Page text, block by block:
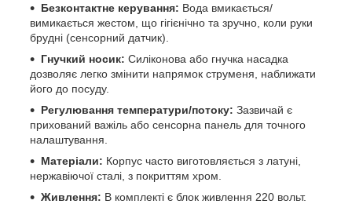
Безконтактне керування: Вода вмикається/
вимикається жестом, що гігієнічно та зручно, коли руки
брудні (сенсорний датчик).
Гнучкий носик: Силіконова або гнучка насадка
дозволяє легко змінити напрямок струменя, наближати
його до посуду.
Регулювання температури/потоку: Зазвичай є
прихований важіль або сенсорна панель для точного
налаштування.
Матеріали: Корпус часто виготовляється з латуні,
нержавіючої сталі, з покриттям хром.
Живлення: В комплекті є блок живлення 220 вольт.